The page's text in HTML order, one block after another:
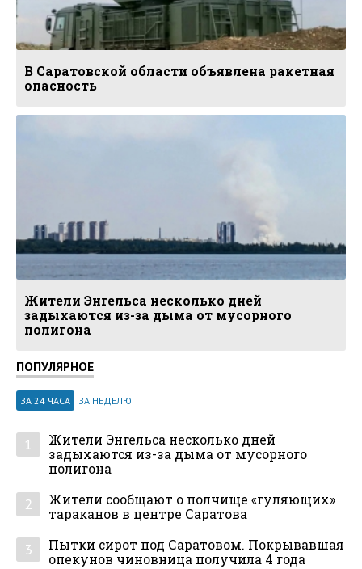
В Саратовской области объявлена ракетная
опасность
Жители Энгельса несколько дней
задыхаются из-за дыма от мусорного
полигона
ПОПУЛЯРНОЕ
ЗА 24 ЧАСА ЗА НЕДЕЛЮ
1
Жители Энгельса несколько дней
задыхаются из-за дыма от мусорного
полигона
2
Жители сообщают о полчище «гуляющих»
тараканов в центре Саратова
3
Пытки сирот под Саратовом. Покрывавшая
опекунов чиновница получила 4 года